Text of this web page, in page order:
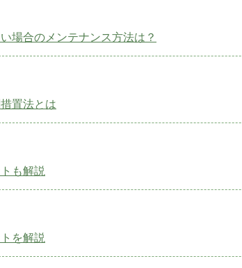
場合のメンテナンス方法は？
置法とは
も解説
を解説